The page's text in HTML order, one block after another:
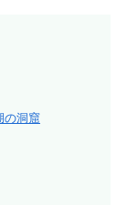
の洞窟